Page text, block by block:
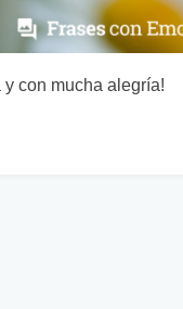
con mucha alegría!